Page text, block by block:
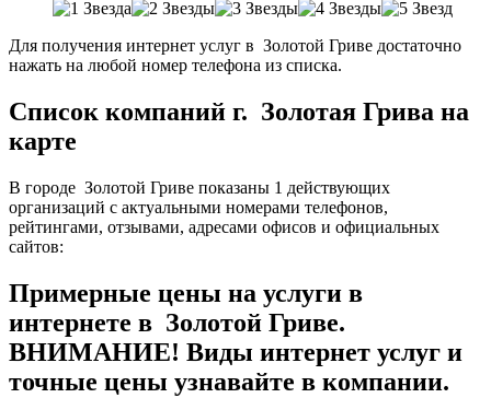
Для получения интернет услуг в Золотой Гриве достаточно
нажать на любой номер телефона из списка.
Список компаний г. Золотая Грива на
карте
В городе Золотой Гриве показаны 1 действующих
организаций с актуальными номерами телефонов,
рейтингами, отзывами, адресами офисов и официальных
сайтов:
Примерные цены на услуги в
интернете в Золотой Гриве.
ВНИМАНИЕ! Виды интернет услуг и
точные цены узнавайте в компании.